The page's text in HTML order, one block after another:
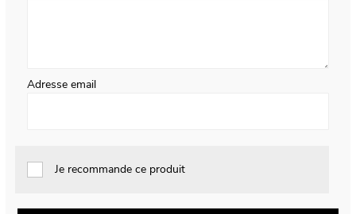
Adresse email
Je recommande ce produit